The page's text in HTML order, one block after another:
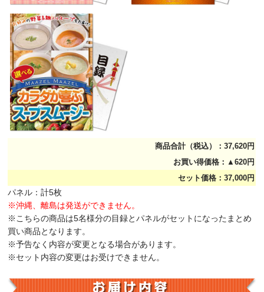
商品合計（税込）：37,620円
お買い得価格：▲620円
セット価格：37,000円
パネル：計5枚
※沖縄、離島は発送ができません。
※こちらの商品は5名様分の目録とパネルがセットになったまとめ
買い商品となります。
※予告なく内容が変更となる場合があります。
※セット内容の変更はお受けできません。